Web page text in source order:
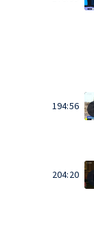
194:56
204:20